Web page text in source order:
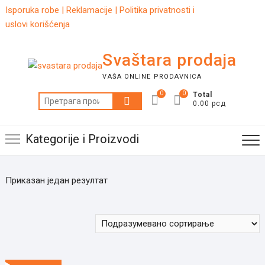
Skip
to
Isporuka robe | Reklamacije | Politika privatnosti i
uslovi korišćenja
Svaštara prodaja
VAŠA ONLINE PRODAVNICA
Претрага
за:
0
Total
0.00 рсд
0
Kategorije i Proizvodi
Приказан један резултат